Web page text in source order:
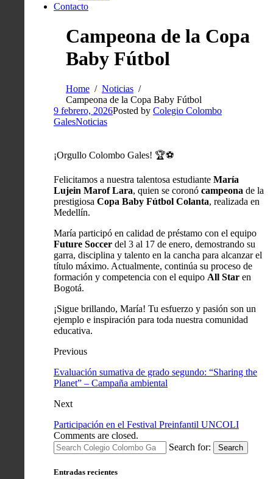
Contacto
Campeona de la Copa
Baby Fútbol
Home
Noticias
Campeona de la Copa Baby Fútbol
9 febrero, 2026Posted by Colegio Colombo
GalesNoticias
¡Orgullo Colombo Gales! 🏆⚽
Felicitamos a nuestra talentosa estudiante María
Lujein Marof Lara, quien se coronó campeona de la
prestigiosa Copa Baby Fútbol Colanta, realizada en
Medellín.
María participó en calidad de préstamo con el equipo
Future Soccer del 3 al 17 de enero, demostrando su
garra, disciplina y talento en la cancha para alcanzar el
título máximo. Actualmente, continúa su proceso de
formación y competencia con el equipo All Star en
Bogotá.
¡Sigue brillando, María! Tu esfuerzo y pasión son un
ejemplo e inspiración para toda nuestra comunidad
educativa.
Previous
Evaluación sumativa de grado segundo: “Sharing the
Planet” – Campaña ambiental
Next
Participación en el Festival Preinfantil UNCOLI
Comments are closed.
Search for:
Search
Entradas recientes